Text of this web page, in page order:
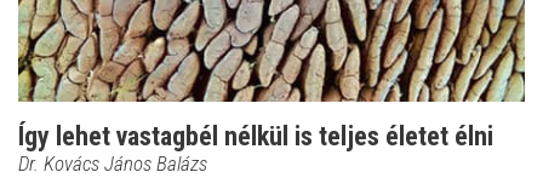
Így lehet vastagbél nélkül is teljes életet élni
Dr. Kovács János Balázs